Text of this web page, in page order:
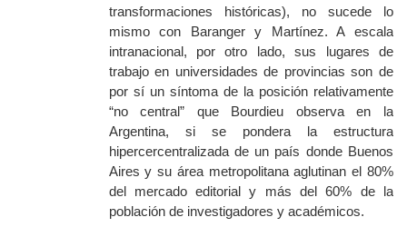
transformaciones históricas), no sucede lo
mismo con Baranger y Martínez. A escala
intranacional, por otro lado, sus lugares de
trabajo en universidades de provincias son de
por sí un síntoma de la posición relativamente
“no central” que Bourdieu observa en la
Argentina, si se pondera la estructura
hipercercentralizada de un país donde Buenos
Aires y su área metropolitana aglutinan el 80%
del mercado editorial y más del 60% de la
población de investigadores y académicos.